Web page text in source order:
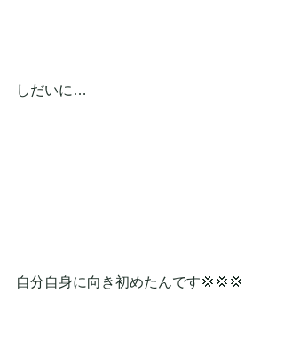
しだいに…
自分自身に向き初めたんです💢💢💢